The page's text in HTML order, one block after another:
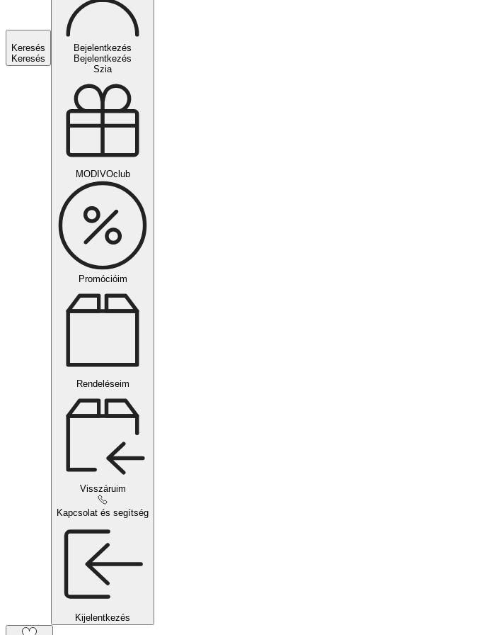
Keresés
Keresés
Bejelentkezés
Bejelentkezés
Szia
MODIVOclub
Promócióim
Rendeléseim
Visszáruim
Kapcsolat és segítség
Kijelentkezés